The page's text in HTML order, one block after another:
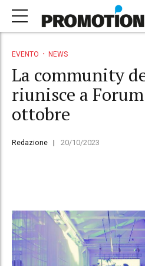
EVENTO NEWS
La community
riunisce a
ottobre
Redazione 20/10/2023